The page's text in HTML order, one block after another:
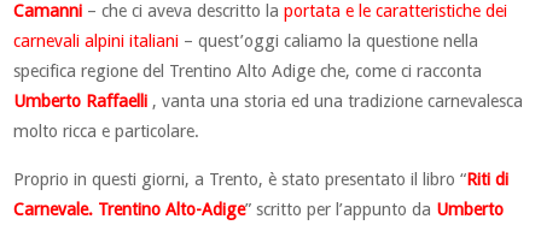
Camanni – che ci aveva descritto laportata e le caratteristiche dei
carnevali alpini italiani – quest’oggi caliamo la questione nella
specifica regione del Trentino Alto Adige che, come ci racconta
Umberto Raffaelli , vanta una storia ed una tradizione carnevalesca
molto ricca e particolare.
Proprio in questi giorni, a Trento, è stato presentato il libro “Riti di
Carnevale. Trentino Alto-Adige” scritto per l’appunto da Umberto